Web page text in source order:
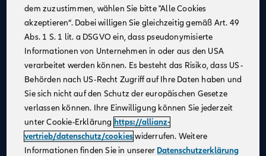
Eigenverantwortliches Arbeiten: Eigenständige
Strukturierung Deines Arbeitstages
Kostenfreie Weiterbildung: Praxisnahe Aus- und
Weiterbildung
Erwerb von Zusatzqualifikationen
: Abschluss der
Prüfungen zum:r Versicherungsfachmann:frau (IHK)
und Finanzanlagenfachmann:frau (IHK)
Praxisnahe Einblicke: Hospitationen in allen
Zielfunktionen zur optimalen Zukunftsplanung
dem zuzustimmen, wählen Sie bitte "Alle Cookies
akzeptieren“. Dabei willigen Sie gleichzeitig gemäß Art. 49
Abs. 1 S. 1 lit. a DSGVO ein, dass pseudonymisierte
Informationen von Unternehmen in oder aus den USA
verarbeitet werden können. Es besteht das Risiko, dass US-
Behörden nach US-Recht Zugriff auf Ihre Daten haben und
Sie sich nicht auf den Schutz der europäischen Gesetze
verlassen können. Ihre Einwilligung können Sie jederzeit
unter Cookie-Erklärung https://allianz-
vertrieb/datenschutz/cookieswiderrufen. Weitere
Informationen finden Sie in unserer Datenschutzerklärung